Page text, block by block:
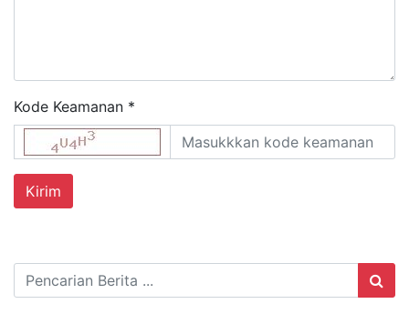
Kode Keamanan *